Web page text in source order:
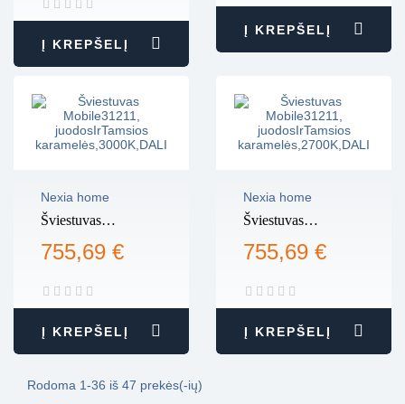
Į KREPŠELĮ
Į KREPŠELĮ
Nexia home
Šviestuvas
juodosIrTamsios
755,69 €
Į KREPŠELĮ
Nexia home
Šviestuvas
juodosIrTamsios
755,69 €
Į KREPŠELĮ
Rodoma 1-36 iš 47 prekės(-ių)